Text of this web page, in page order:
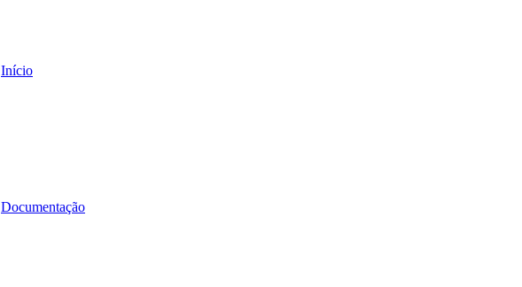
Início
Documentação